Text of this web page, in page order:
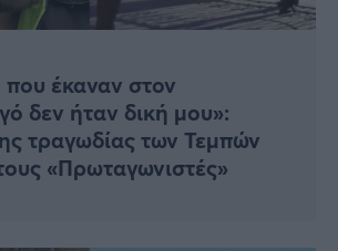
έκαναν στον
δεν ήταν δική μου»:
τραγωδίας των Τεμπών
«Πρωταγωνιστές»